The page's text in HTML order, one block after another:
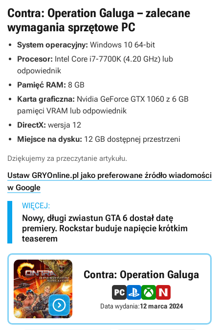
Contra: Operation Galuga – zalecane
wymagania sprzętowe PC
System operacyjny: Windows 10 64-bit
Procesor: Intel Core i7-7700K (4.20 GHz) lub
odpowiednik
Pamięć RAM: 8 GB
Karta graficzna: Nvidia GeForce GTX 1060 z 6 GB
pamięci VRAM lub odpowiednik
DirectX: wersja 12
Miejsce na dysku: 12 GB dostępnej przestrzeni
Dziękujemy za przeczytanie artykułu.
Ustaw GRYOnline.pl jako preferowane źródło wiadomości
w Google
WIĘCEJ:
Nowy, długi zwiastun GTA 6 dostał datę
premiery. Rockstar buduje napięcie krótkim
teaserem

Contra: Operation Galuga
Data wydania:12 marca 2024